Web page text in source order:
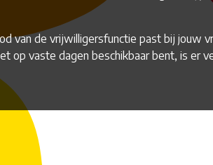
van de vrijwilligersfunctie past bij jouw
op vaste dagen beschikbaar bent, is er